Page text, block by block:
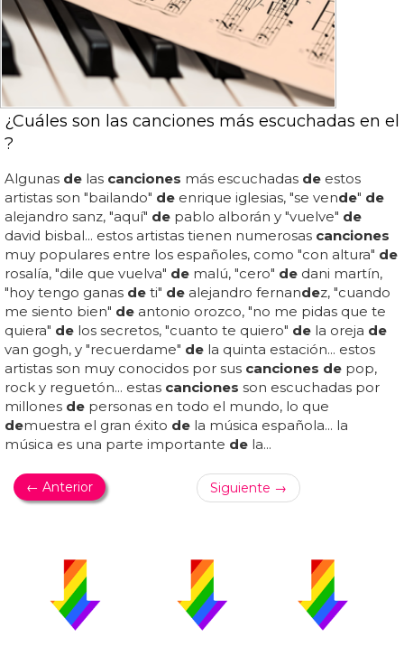
¿Cuáles son las canciones más escuchadas en el
?
Algunas de las canciones más escuchadas de estos
artistas son "bailando" de enrique iglesias, "se vende" de
alejandro sanz, "aquí" de pablo alborán y "vuelve" de
david bisbal... estos artistas tienen numerosas canciones
muy populares entre los españoles, como "con altura" de
rosalía, "dile que vuelva" de malú, "cero" de dani martín,
"hoy tengo ganas de ti" de alejandro fernandez, "cuando
me siento bien" de antonio orozco, "no me pidas que te
quiera" de los secretos, "cuanto te quiero" de la oreja de
van gogh, y "recuerdame" de la quinta estación... estos
artistas son muy conocidos por sus canciones de pop,
rock y reguetón... estas canciones son escuchadas por
millones de personas en todo el mundo, lo que
demuestra el gran éxito de la música española... la
música es una parte importante de la...
← Anterior Siguiente →